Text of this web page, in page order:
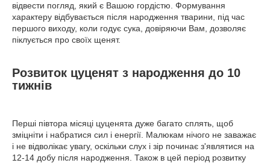
відвести погляд, який є Вашою гордістю. Формування
характеру відбувається після народження тварини, під час
першого виходу, коли годує сука, довіряючи Вам, дозволяє
піклується про своїх щенят.
Розвиток цуценят з народження до 10
тижнів
Перші півтора місяці цуценята дуже багато сплять, щоб
зміцніти і набратися сил і енергії. Малюкам нічого не заважає
і не відволікає увагу, оскільки слух і зір починає з'являтися на
12-14 добу після народження. Також в цей період розвитку